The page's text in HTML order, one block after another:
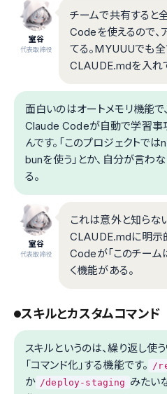
室谷
代表取締役
チームで共有すると
Codeを使えるので、
てる。MYUUUでも
CLAUDE.mdを入れ
面白いのはオートメモリ機能で
Claude Codeが自動で学習事
んです。「このプロジェクトでは
bunを使う」とか、自分が言わ
る。
室谷
代表取締役
これは意外と知らな
CLAUDE.mdに明示
Codeが「このチーム
く機能がある。
スキルとカスタムコマンド
スキルというのは、繰り返し使
「コマンド化」する機能です。 /
か /deploy-staging みたい